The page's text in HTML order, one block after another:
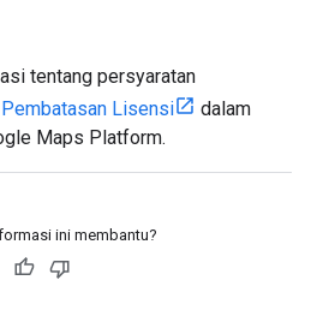
tentang persyaratan
Lisensi
dalam
Maps Platform.
ini membantu?